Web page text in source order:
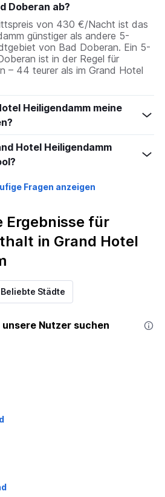
Doberan ab?
von 430 €/Nacht ist das
günstiger als andere 5-
von Bad Doberan. Ein 5-
ist in der Regel für
– 44 teurer als im Grand Hotel
Heiligendamm meine
Hotel Heiligendamm
Fragen anzeigen
Ergebnisse für
in Grand Hotel
Beliebte Städte
Nutzer suchen